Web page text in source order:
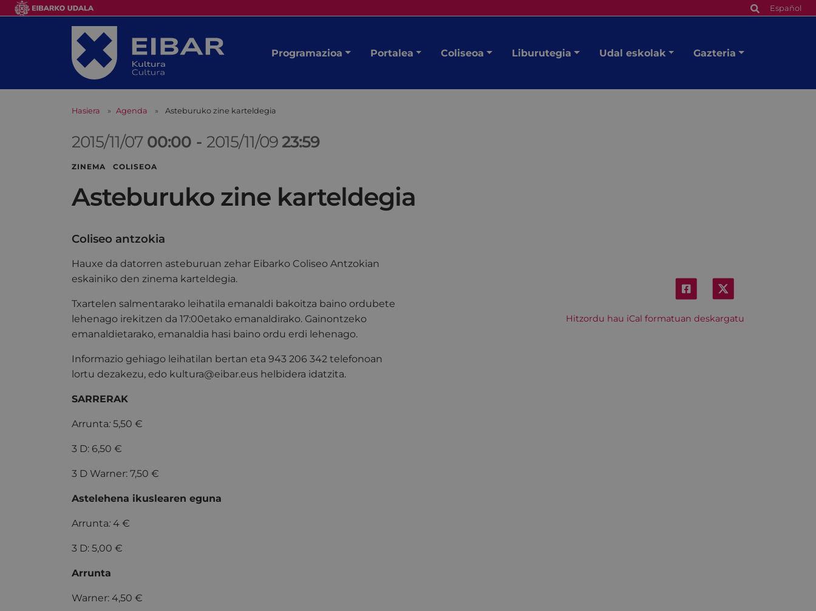
Español
Programazioa Portalea Coliseoa Liburutegia Udal eskolak Gazteria
Hasiera Agenda Asteburuko zine karteldegia
2015/11/07 00:00 - 2015/11/0923:59
ZINEMA COLISEOA
Asteburuko zine karteldegia
Coliseo antzokia
Hitzordu hau iCal formatuan deskargatu
Hauxe da datorren asteburuan zehar Eibarko Coliseo Antzokian
eskainiko den zinema karteldegia.
Txartelen salmentarako leihatila emanaldi bakoitza baino ordubete
lehenago irekitzen da 17:00etako emanaldirako. Gainontzeko
emanaldietarako, emanaldia hasi baino ordu erdi lehenago.
Informazio gehiago leihatilan bertan eta 943 206 342 telefonoan
lortu dezakezu, edo kultura@eibar.eus helbidera idatzita.
SARRERAK
Arrunta: 5,50 €
3 D: 6,50 €
3 D Warner: 7,50 €
Astelehena ikuslearen eguna
Arrunta: 4 €
3 D: 5,00 €
Arrunta
Warner: 4,50 €